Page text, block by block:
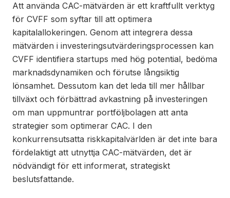
Att använda CAC-mätvärden är ett kraftfullt verktyg
för CVFF som syftar till att optimera
kapitalallokeringen. Genom att integrera dessa
mätvärden i investeringsutvärderingsprocessen kan
CVFF identifiera startups med hög potential, bedöma
marknadsdynamiken och förutse långsiktig
lönsamhet. Dessutom kan det leda till mer hållbar
tillväxt och förbättrad avkastning på investeringen
om man uppmuntrar portföljbolagen att anta
strategier som optimerar CAC. I den
konkurrensutsatta riskkapitalvärlden är det inte bara
fördelaktigt att utnyttja CAC-mätvärden, det är
nödvändigt för ett informerat, strategiskt
beslutsfattande.